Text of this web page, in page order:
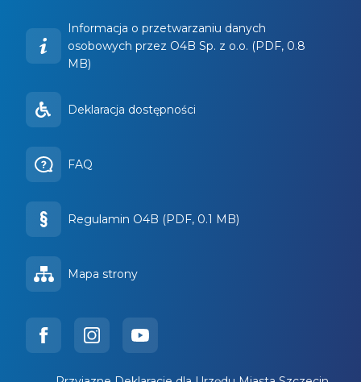
Informacja o przetwarzaniu danych
osobowych przez O4B Sp. z o.o. (PDF, 0.8
MB)
Deklaracja dostępności
FAQ
Regulamin O4B (PDF, 0.1 MB)
Mapa strony